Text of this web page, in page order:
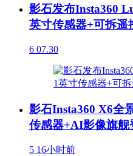
影石发布Insta360
英寸传感器+可拆遥
6 07.30
影石Insta360 X6全
传感器+AI影像旗舰
5 16小时前